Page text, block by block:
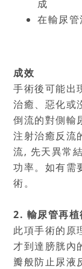
成
在輸尿管
成效
手術後可能出
治癒、惡化或
倒流的對側輸
注射治癒反流
流, 先天異常
功率。如有需
術。
2. 輸尿管再植
此項手術的原
才到達膀胱內
瓣般防止尿液